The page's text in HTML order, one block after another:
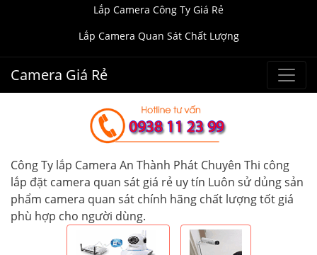
Lắp Camera Công Ty Giá Rẻ
Lắp Camera Quan Sát Chất Lượng
Camera Giá Rẻ
Công Ty lắp Camera An Thành Phát Chuyên Thi công
lắp đặt camera quan sát giá rẻ uy tín Luôn sử dủng sản
phẩm camera quan sát chính hãng chất lượng tốt giá
phù hợp cho người dùng.